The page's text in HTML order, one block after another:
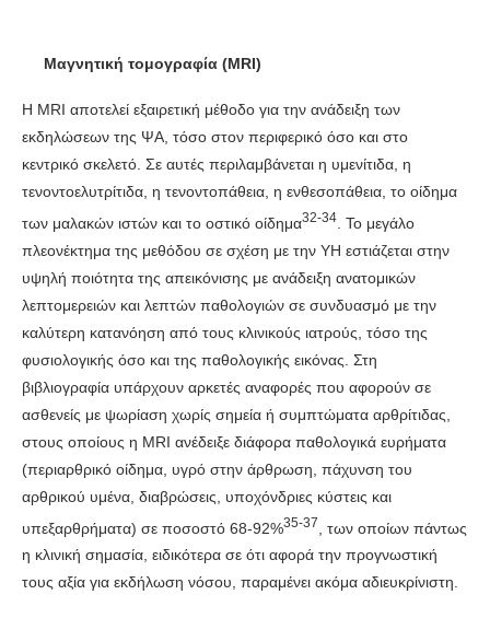
Μαγνητική τομογραφία (MRI)
Η MRI αποτελεί εξαιρετική μέθοδο για την ανάδειξη των
εκδηλώσεων της ΨΑ, τόσο στον περιφερικό όσο και στο
κεντρικό σκελετό. Σε αυτές περιλαμβάνεται η υμενίτιδα, η
τενοντοελυτρίτιδα, η τενοντοπάθεια, η ενθεσοπάθεια, το οίδημα
των μαλακών ιστών και το οστικό οίδημα32-34
. Το μεγάλο
πλεονέκτημα της μεθόδου σε σχέση με την ΥΗ εστιάζεται στην
υψηλή ποιότητα της απεικόνισης με ανάδειξη ανατομικών
λεπτομερειών και λεπτών παθολογιών σε συνδυασμό με την
καλύτερη κατανόηση από τους κλινικούς ιατρούς, τόσο της
φυσιολογικής όσο και της παθολογικής εικόνας. Στη
βιβλιογραφία υπάρχουν αρκετές αναφορές που αφορούν σε
ασθενείς με ψωρίαση χωρίς σημεία ή συμπτώματα αρθρίτιδας,
στους οποίους η MRI ανέδειξε διάφορα παθολογικά ευρήματα
(περιαρθρικό οίδημα, υγρό στην άρθρωση, πάχυνση του
αρθρικού υμένα, διαβρώσεις, υποχόνδριες κύστεις και
υπεξαρθρήματα) σε ποσοστό 68-92%35-37
, των οποίων πάντως
η κλινική σημασία, ειδικότερα σε ότι αφορά την προγνωστική
τους αξία για εκδήλωση νόσου, παραμένει ακόμα αδιευκρίνιστη.